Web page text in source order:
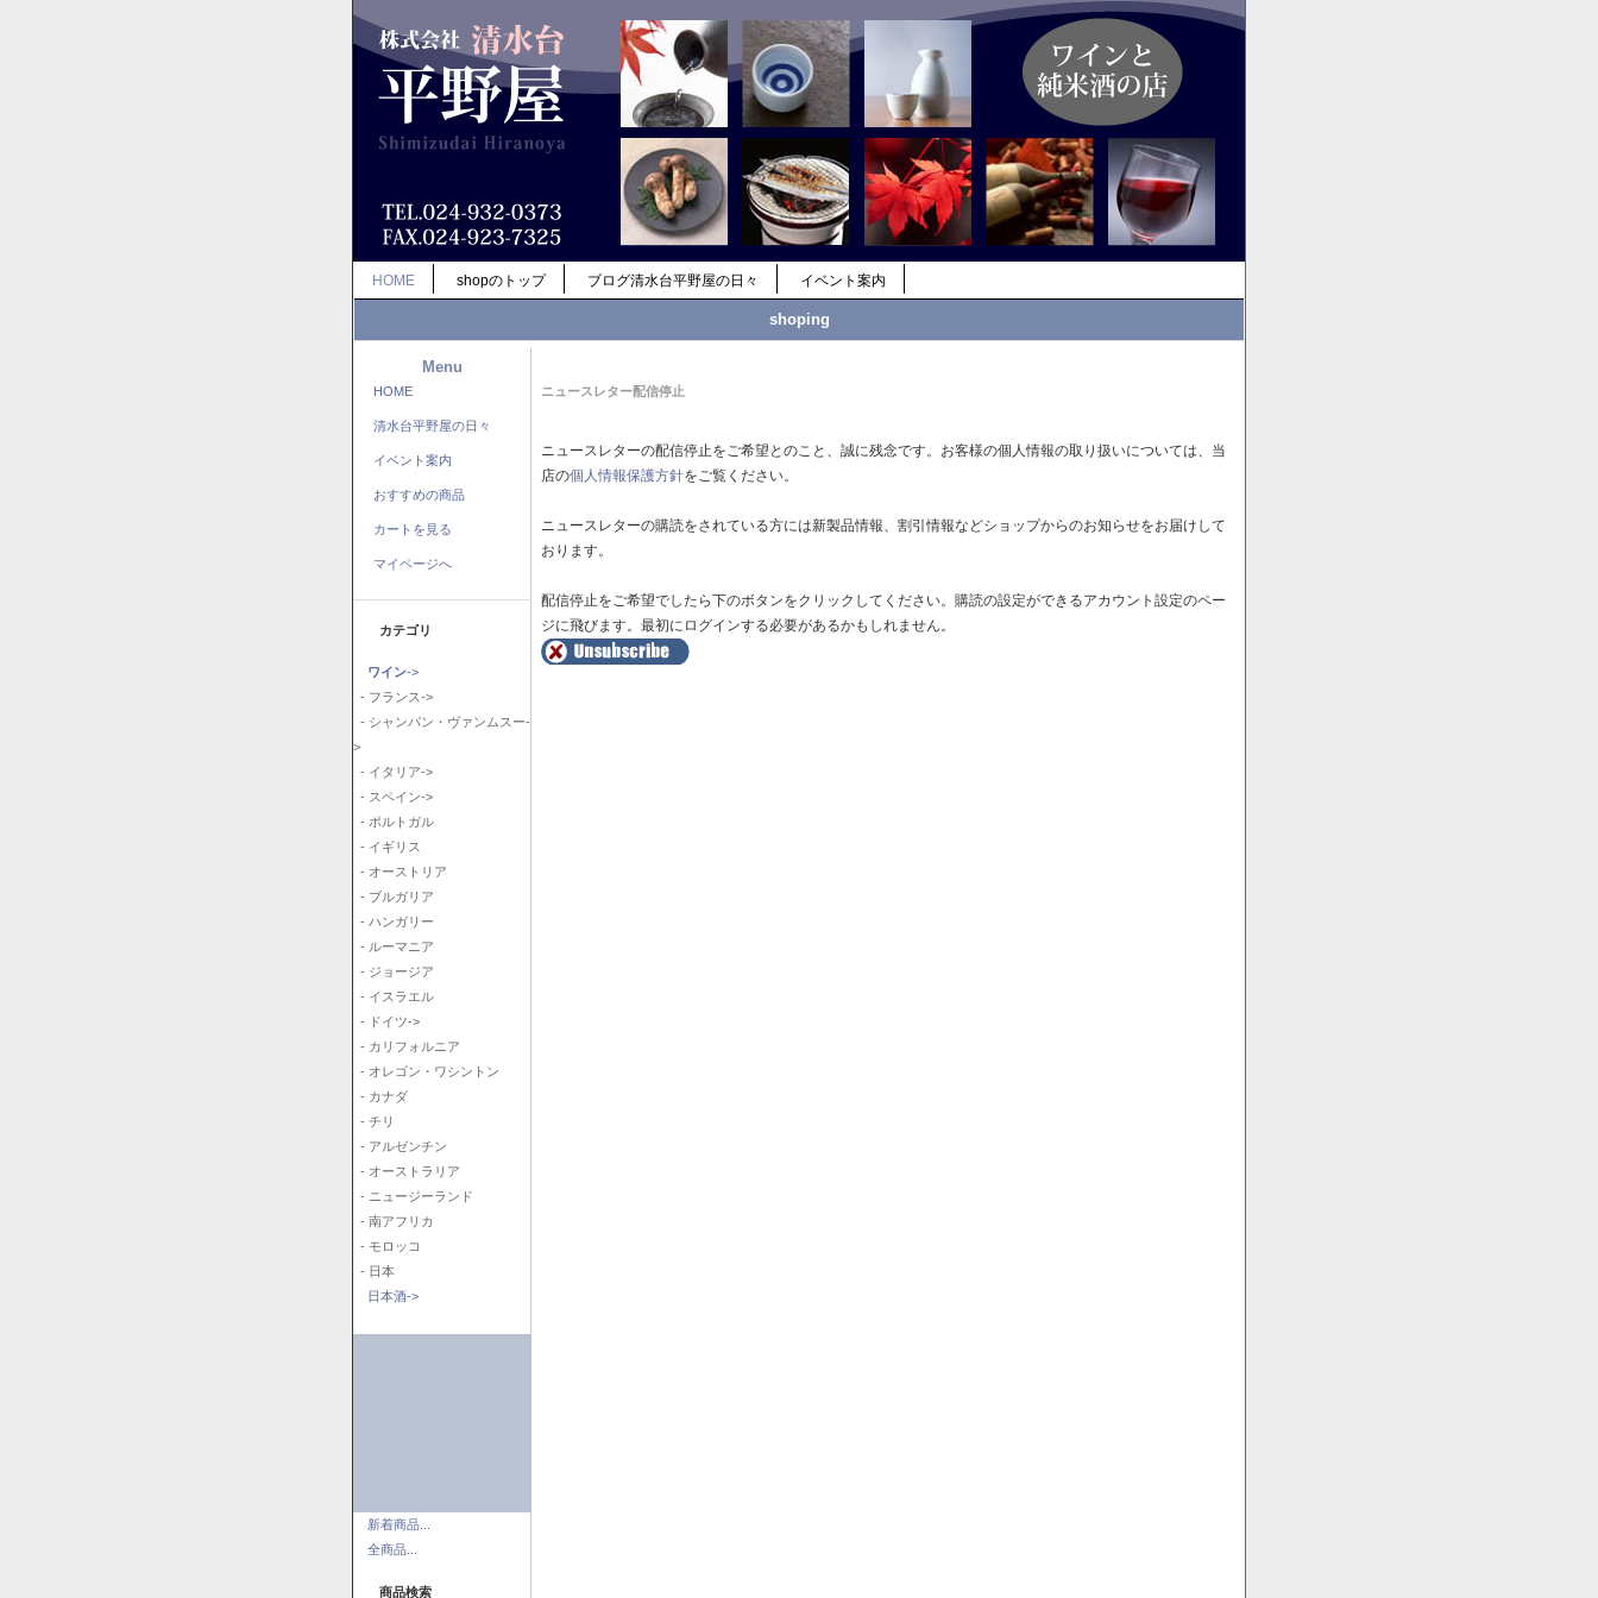
HOME shopのトップ ブログ清水台平野屋の日々 イベント案内
shoping
Menu
HOME
清水台平野屋の日々
イベント案内
おすすめの商品
カートを見る
マイページへ
カテゴリ
ワイン->
- フランス->
- シャンパン・ヴァンムスー-
>
- イタリア->
- スペイン->
- ポルトガル
- イギリス
- オーストリア
- ブルガリア
- ハンガリー
- ルーマニア
- ジョージア
- イスラエル
- ドイツ->
- カリフォルニア
- オレゴン・ワシントン
- カナダ
- チリ
- アルゼンチン
- オーストラリア
- ニュージーランド
- 南アフリカ
- モロッコ
- 日本
日本酒->
新着商品...
全商品...
商品検索
ニュースレター配信停止
ニュースレターの配信停止をご希望とのこと、誠に残念です。お客様の個人情報の取り扱いについては、当
店の個人情報保護方針をご覧ください。
ニュースレターの購読をされている方には新製品情報、割引情報などショップからのお知らせをお届けして
おります。
配信停止をご希望でしたら下のボタンをクリックしてください。購読の設定ができるアカウント設定のペー
ジに飛びます。最初にログインする必要があるかもしれません。